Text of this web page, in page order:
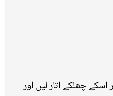
چھلکے اتار لیں اور